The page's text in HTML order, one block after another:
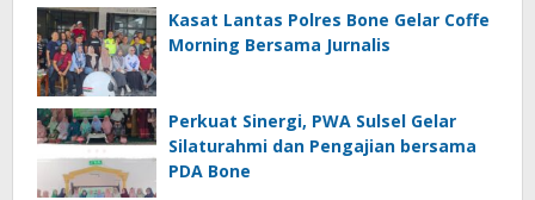
Kasat Lantas Polres Bone Gelar Coffe
Morning Bersama Jurnalis
Perkuat Sinergi, PWA Sulsel Gelar
Silaturahmi dan Pengajian bersama
PDA Bone